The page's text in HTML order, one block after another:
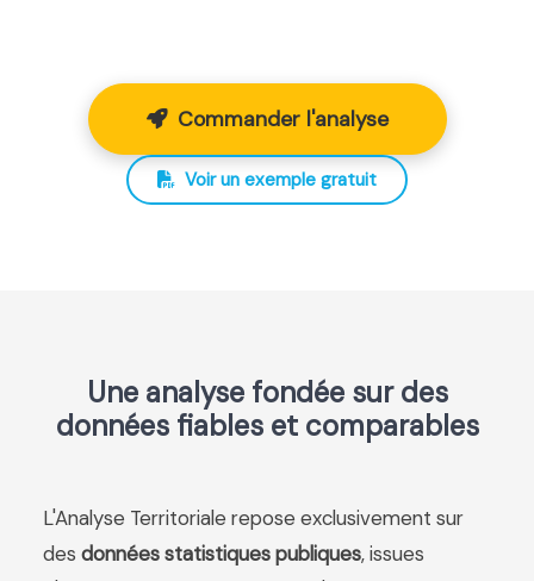
Commander l'analyse
Voir un exemple gratuit
Une analyse fondée sur des
données fiables et comparables
L'Analyse Territoriale repose exclusivement sur
des données statistiques publiques, issues